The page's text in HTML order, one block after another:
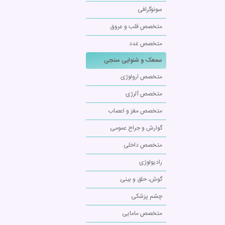
سونوگرافی
متخصص قلب و عروق
متخصص غدد
سمعک و شنوایی سنجی
متخصص ارولوژی
متخصص آلرژی
متخصص مغز و اعصاب
گوارش و جراح عمومی
متخصص داخلی
رادیولوژی
گوش، حلق و بینی
چشم پزشکی
متخصص مامایی